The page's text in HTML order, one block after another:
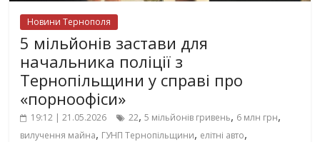
Новини Тернополя
5 мільйонів застави для
начальника поліції з
Тернопільщини у справі про
«порноофіси»
19:12 | 21.05.2026 22,5 мільйонів гривень, 6 млн грн,
вилучення майна, ГУНП Тернопільщини, елітні авто,